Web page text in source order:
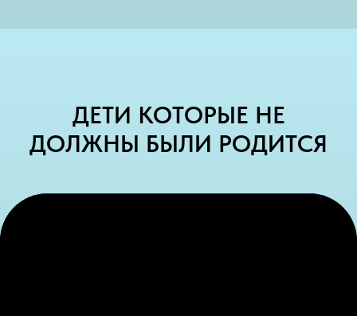
ДЕТИ КОТОРЫЕ НЕ
ДОЛЖНЫ БЫЛИ РОДИТСЯ